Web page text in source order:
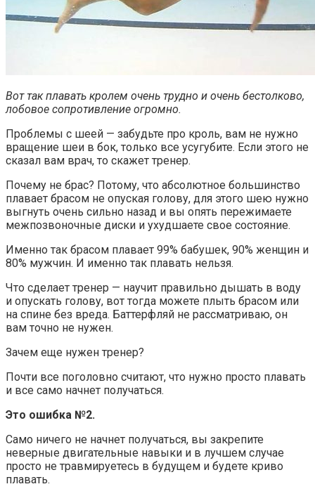
Вот так плавать кролем очень трудно и очень бестолково,
лобовое сопротивление огромно.
Проблемы с шеей — забудьте про кроль, вам не нужно
вращение шеи в бок, только все усугубите. Если этого не
сказал вам врач, то скажет тренер.
Почему не брас? Потому, что абсолютное большинство
плавает брасом не опуская голову, для этого шею нужно
выгнуть очень сильно назад и вы опять пережимаете
межпозвоночные диски и ухудшаете свое состояние.
Именно так брасом плавает 99% бабушек, 90% женщин и
80% мужчин. И именно так плавать нельзя.
Что сделает тренер — научит правильно дышать в воду
и опускать голову, вот тогда можете плыть брасом или
на спине без вреда. Баттерфляй не рассматриваю, он
вам точно не нужен.
Зачем еще нужен тренер?
Почти все поголовно считают, что нужно просто плавать
и все само начнет получаться.
Это ошибка №2.
Само ничего не начнет получаться, вы закрепите
неверные двигательные навыки и в лучшем случае
просто не травмируетесь в будущем и будете криво
плавать.